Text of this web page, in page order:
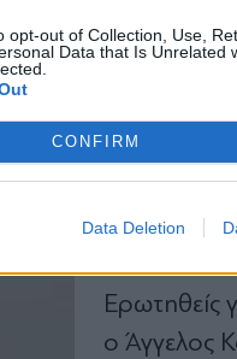
opt-out of Collection, Use,
Data that Is Unrelated
CONFIRM
Data Deletion
για αυτό
ότι πολλές
βουτιά με
Ελλάδα, τη
Ερωτηθείς
ο Άγγελος